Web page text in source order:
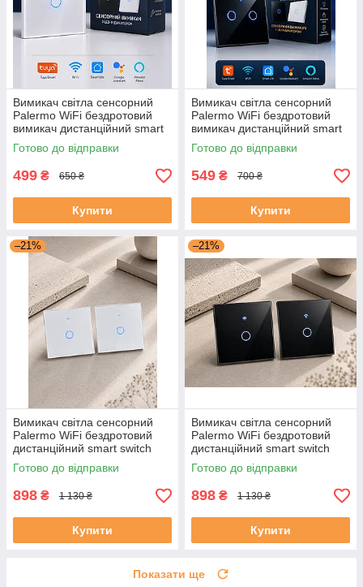
Вимикач світла сенсорний
Palermo WiFi бездротовий
вимикач дистанційний smart
switch розумний з підсвіткою
одинарний білий
Готово до відправки
499 ₴ 650 ₴
Купити
Вимикач світла сенсорний
Palermo WiFi бездротовий
вимикач дистанційний smart
switch розумний з підсвіткою
подвійний чорний
Готово до відправки
549 ₴ 700 ₴
Купити
–21%
Вимикач світла сенсорний
Palermo WiFi бездротовий
дистанційний smart switch
розумний з підсвіткою
одинарний білий комплект 2
шт
Готово до відправки
898 ₴ 1 130 ₴
Купити
–21%
Вимикач світла сенсорний
Palermo WiFi бездротовий
дистанційний smart switch
розумний з підсвіткою
одинарний чорний комплект
2 шт
Готово до відправки
898 ₴ 1 130 ₴
Купити
Показати ще